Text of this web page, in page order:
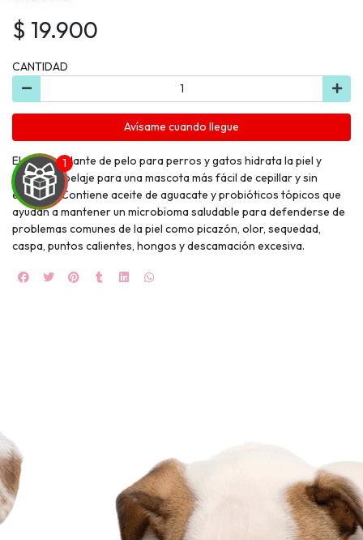
$ 19.900
CANTIDAD
Avísame cuando llegue
El desenredante de pelo para perros y gatos hidrata la piel y
suaviza el pelaje para una mascota más fácil de cepillar y sin
enredos. Contiene aceite de aguacate y probióticos tópicos que
ayudan a mantener un microbioma saludable para defenderse de
problemas comunes de la piel como picazón, olor, sequedad,
caspa, puntos calientes, hongos y descamación excesiva.